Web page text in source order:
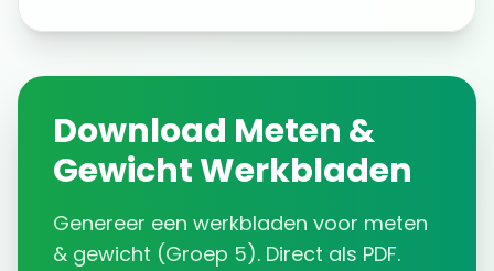
Download Meten &
GewichtWerkbladen
Genereer een werkbladen voor meten
& gewicht (Groep 5). Direct als PDF.